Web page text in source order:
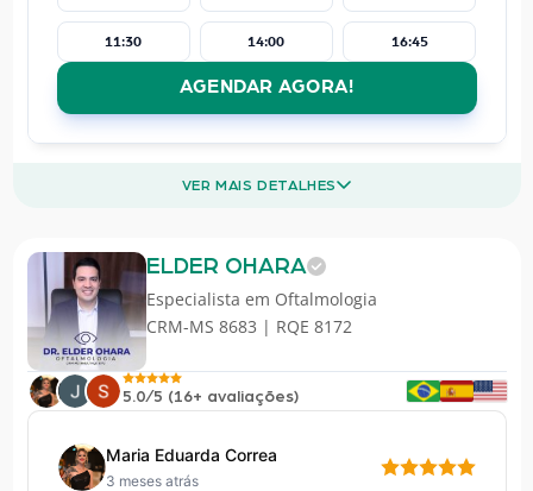
11:30 14:00 16:45
AGENDAR AGORA!
VER MAIS DETALHES
ELDER OHARA
Especialista em Oftalmologia
CRM-MS 8683 | RQE 8172
5.0/5 (16+ avaliações)
Maria Eduarda Correa
3 meses atrás